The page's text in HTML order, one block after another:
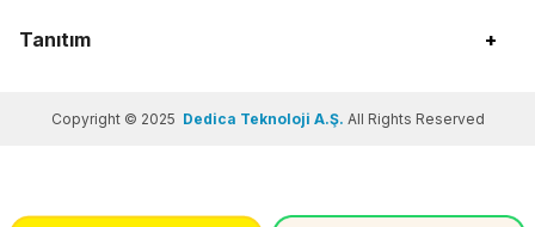
Tanıtım +
Copyright © 2025 Dedica Teknoloji A.Ş. All Rights Reserved